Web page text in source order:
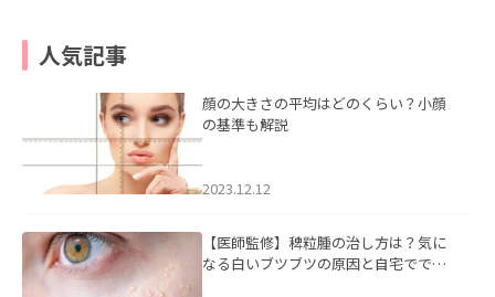
人気記事
顔の大きさの平均はどのくらい？小顔
の基準も解説
2023.12.12
【医師監修】稗粒腫の治し方は？気に
なる白いブツブツの原因と自宅ででき